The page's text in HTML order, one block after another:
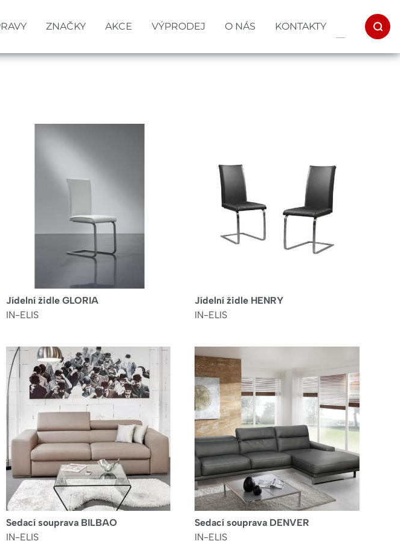
ZNAČKY AKCE VÝPRODEJ O NÁS KONTAKTY
Jídelní židle GLORIA
IN-ELIS
Jídelní židle HENRY
IN-ELIS
Sedací souprava BILBAO
IN-ELIS
Sedací souprava DENVER
IN-ELIS